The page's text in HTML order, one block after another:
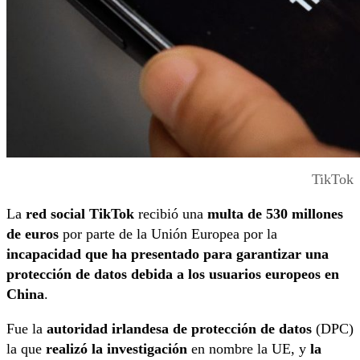
TikTok
La red social TikTok recibió una multa de 530 millones
de euros por parte de la Unión Europea por la
incapacidad que ha presentado para garantizar una
protección de datos debida a los usuarios europeos en
China.
Fue la autoridad irlandesa de protección de datos (DPC)
la que realizó la investigación en nombre la UE, y la